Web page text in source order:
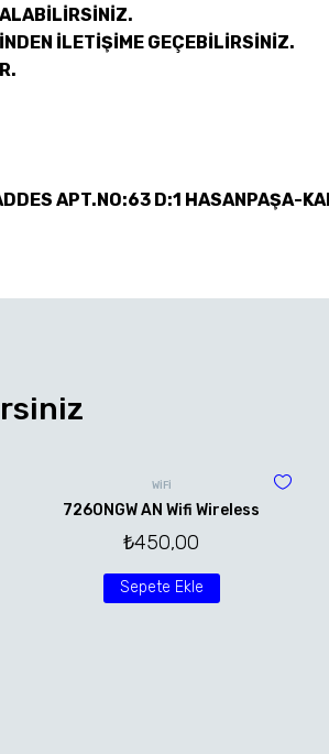
İLETİŞİME GEÇEBİLİRSİNİZ.
APT.NO:63 D:1 HASANPAŞA-
WİFİ
7260NGW AN Wifi Wireless
₺450,00
Sepete Ekle